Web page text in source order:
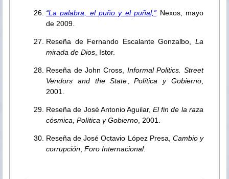
“La palabra, el puño y el puñal,” Nexos, mayo
de 2009.
Reseña de Fernando Escalante Gonzalbo, La
mirada de Dios, Istor.
Reseña de John Cross, Informal Politics. Street
Vendors and the State,Política y Gobierno,
2001.
Reseña de José Antonio Aguilar,El fin de la raza
cósmica,Política y Gobierno, 2001.
Reseña de José Octavio López Presa, Cambio y
corrupción,Foro Internacional.